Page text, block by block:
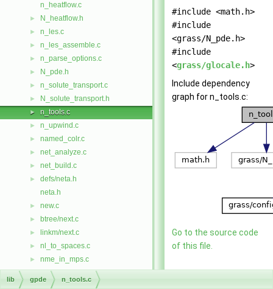
n_heatflow.c
► N_heatflow.h
► n_les.c
► n_les_assemble.c
► n_parse_options.c
► N_pde.h
► n_solute_transport.c
► N_solute_transport.h
► n_tools.c
► n_upwind.c
► named_colr.c
► net_analyze.c
► net_build.c
►
defs/neta.h
neta.h
► new.c
► btree/next.c
► linkm/next.c
► nl_to_spaces.c
► nme_in_mps.c
node.c
► nodemgmt-template.c
#include <math.h>
#include
<grass/N_pde.h>
#include
<grass/glocale.h>
Include dependency
graph for n_tools.c:
Go to the source code
of this file.
lib gpde n_tools.c